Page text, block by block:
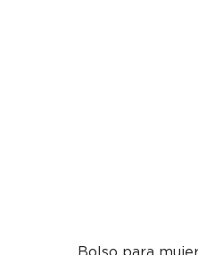
Bolso para